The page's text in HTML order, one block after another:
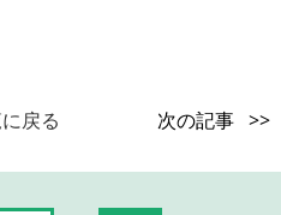
戻る 次の記事 >>